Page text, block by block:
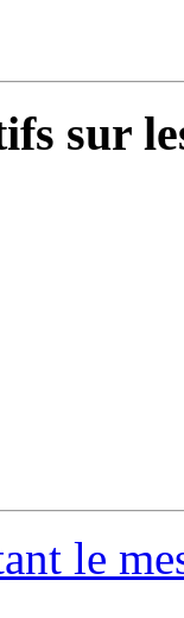
sur
le